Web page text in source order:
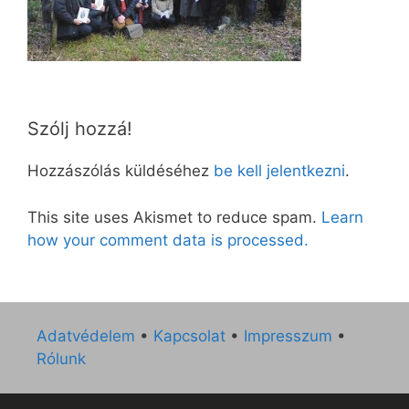
Szólj hozzá!
Hozzászólás küldéséhez be kell jelentkezni.
This site uses Akismet to reduce spam. Learn
how your comment data is processed.
Adatvédelem • Kapcsolat • Impresszum •
Rólunk